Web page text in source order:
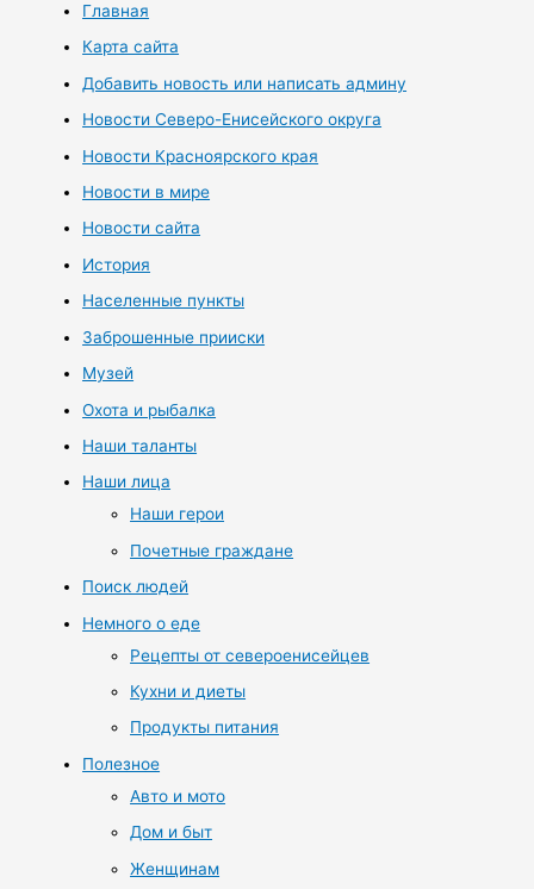
Главная
Карта сайта
Добавить новость или написать админу
Новости Северо-Енисейского округа
Новости Красноярского края
Новости в мире
Новости сайта
История
Населенные пункты
Заброшенные прииски
Музей
Охота и рыбалка
Наши таланты
Наши лица
Наши герои
Почетные граждане
Поиск людей
Немного о еде
Рецепты от североенисейцев
Кухни и диеты
Продукты питания
Полезное
Авто и мото
Дом и быт
Женщинам